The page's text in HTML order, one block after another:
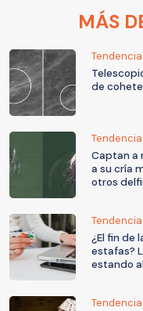
MÁS
de
Captan a
a su cría
otros
¿El fin de
estafas?
estando